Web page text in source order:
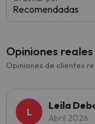
Recomendadas
Opiniones reales
Opiniones de clientes
Leila
Abril 2026